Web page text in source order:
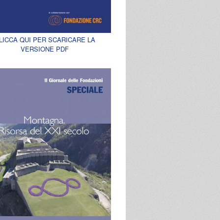
QUI PER SCARICARE LA
VERSIONE PDF